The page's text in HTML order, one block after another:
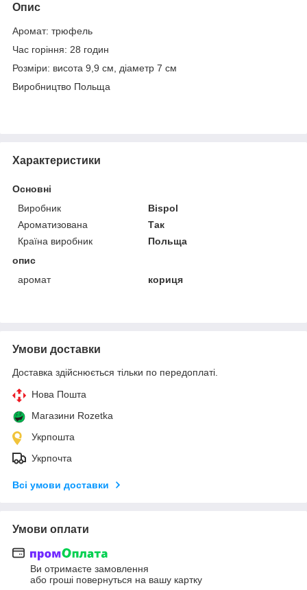
Опис
Аромат: трюфель
Час горіння: 28 годин
Розміри: висота 9,9 см, діаметр 7 см
Виробництво Польща
Характеристики
Основні
Виробник
Bispol
Ароматизована
Так
Країна виробник
Польща
опис
аромат
кориця
Умови доставки
Доставка здійснюється тільки по передоплаті.
Нова Пошта
Магазини Rozetka
Укрпошта
Укрпочта
Всі умови доставки
Умови оплати
Ви отримаєте замовлення
або гроші повернуться на вашу картку